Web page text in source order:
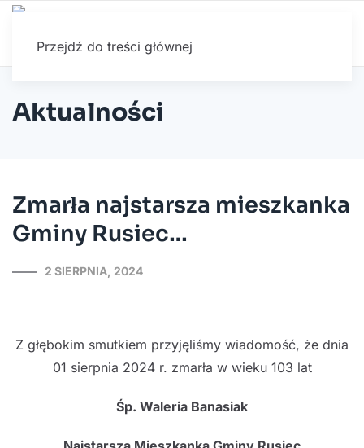
Przejdź do treści głównej
Aktualności
Zmarła najstarsza mieszkanka
Gminy Rusiec…
2 SIERPNIA, 2024
Z głębokim smutkiem przyjęliśmy wiadomość, że dnia
01 sierpnia 2024 r. zmarła w wieku 103 lat
Śp. Waleria Banasiak